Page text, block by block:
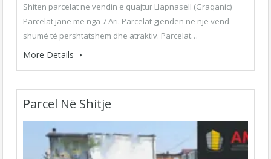
Shiten parcelat ne vendin e quajtur Llapnasell (Graqanic)
Parcelat janë me nga 7 Ari. Parcelat gjenden në një vend
shumë të pershtatshem dhe atraktiv. Parcelat…
More Details
Parcel Në Shitje